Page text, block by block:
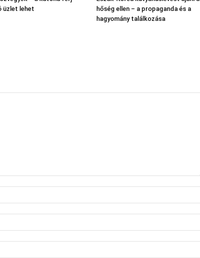
üzlet lehet
hőség ellen – a propaganda és a
hagyomány találkozása